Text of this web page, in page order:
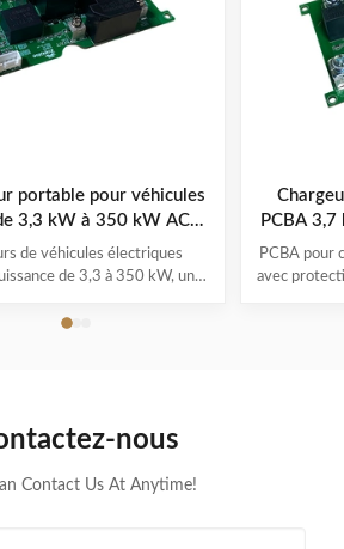
portable pour véhicules
3,3 kW à 350 kW AC
380V
de véhicules électriques
de 3,3 à 350 kW, un
garantie de 1 à 3 ans. Prend
PCBA
PCBA pour
avec
nous
Contact Us At Anytime!